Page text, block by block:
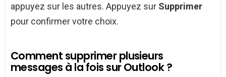
appuyez sur les autres. Appuyez sur Supprimer
pour confirmer votre choix.
Comment supprimer plusieurs
messages à la fois sur Outlook ?